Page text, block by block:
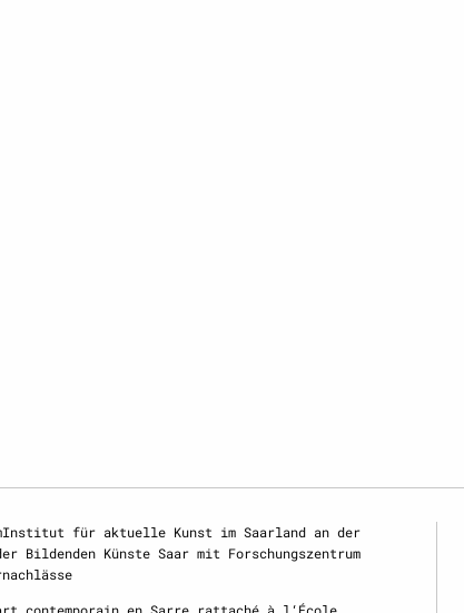
für aktuelle Kunst im Saarland an der
Bildenden Künste Saar mit Forschungszentrum